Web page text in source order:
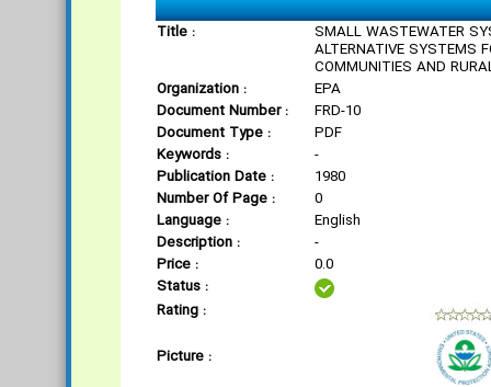
Title :
SMALL WASTEWATER
ALTERNATIVE SYSTEMS
COMMUNITIES AND
Organization :
EPA
Document Number :
FRD-10
Document Type :
PDF
Keywords :
-
Publication Date :
1980
Number Of Page :
0
Language :
English
Description :
-
Price :
0.0
Status :
Rating :
Picture :